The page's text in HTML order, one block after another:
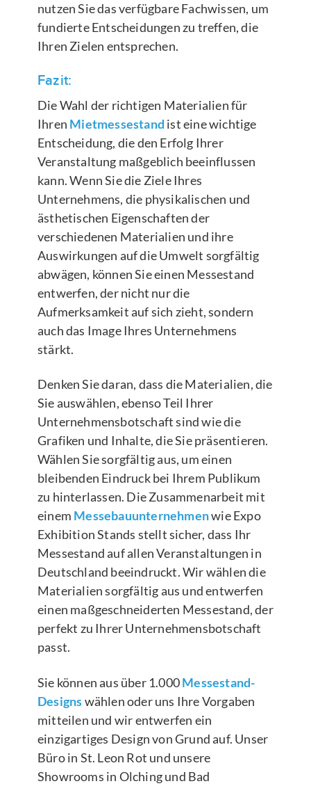
nutzen Sie das verfügbare Fachwissen, um
fundierte Entscheidungen zu treffen, die
Ihren Zielen entsprechen.
Fazit:
Die Wahl der richtigen Materialien für
Ihren Mietmessestand ist eine wichtige
Entscheidung, die den Erfolg Ihrer
Veranstaltung maßgeblich beeinflussen
kann. Wenn Sie die Ziele Ihres
Unternehmens, die physikalischen und
ästhetischen Eigenschaften der
verschiedenen Materialien und ihre
Auswirkungen auf die Umwelt sorgfältig
abwägen, können Sie einen Messestand
entwerfen, der nicht nur die
Aufmerksamkeit auf sich zieht, sondern
auch das Image Ihres Unternehmens
stärkt.
Denken Sie daran, dass die Materialien, die
Sie auswählen, ebenso Teil Ihrer
Unternehmensbotschaft sind wie die
Grafiken und Inhalte, die Sie präsentieren.
Wählen Sie sorgfältig aus, um einen
bleibenden Eindruck bei Ihrem Publikum
zu hinterlassen. Die Zusammenarbeit mit
einem Messebauunternehmenwie Expo
Exhibition Stands stellt sicher, dass Ihr
Messestand auf allen Veranstaltungen in
Deutschland beeindruckt. Wir wählen die
Materialien sorgfältig aus und entwerfen
einen maßgeschneiderten Messestand, der
perfekt zu Ihrer Unternehmensbotschaft
passt.
Sie können aus über 1.000Messestand-
Designswählen oder uns Ihre Vorgaben
mitteilen und wir entwerfen ein
einzigartiges Design von Grund auf. Unser
Büro in St. Leon Rot und unsere
Showrooms in Olching und Bad